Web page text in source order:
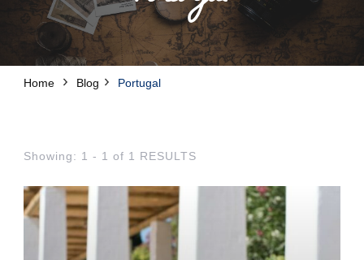
Home Blog Portugal
Showing: 1 - 1 of 1 RESULTS